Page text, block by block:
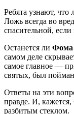
Ребята узнают,
Ложь всегда во
спасительной,
Останется ли Фома
самом деле
самое главное —
святых, был
Ответы на эти
правде. И, кажется,
разбитым стеклом.